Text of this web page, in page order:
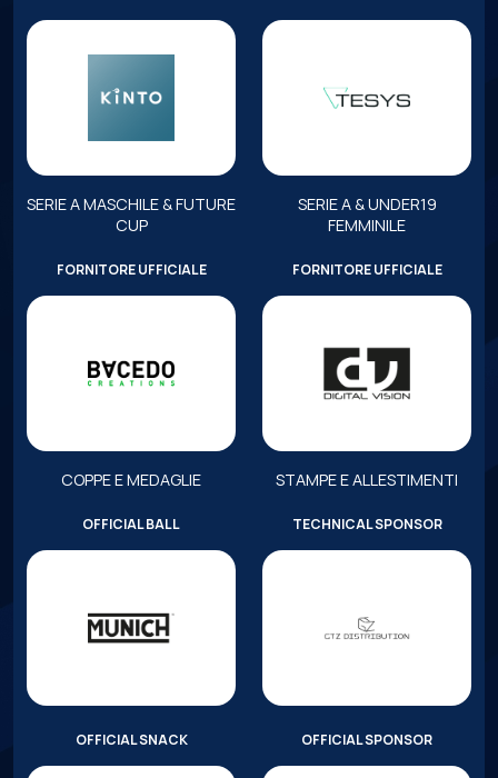
SERIE A MASCHILE & FUTURE
CUP
SERIE A & UNDER19
FEMMINILE
FORNITORE UFFICIALE
COPPE E MEDAGLIE
FORNITORE UFFICIALE
STAMPE E ALLESTIMENTI
OFFICIAL BALL TECHNICAL SPONSOR
OFFICIAL SNACK OFFICIAL SPONSOR